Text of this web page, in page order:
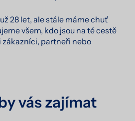
28 let, ale stále máme chuť
všem, kdo jsou na té cestě
zákazníci, partneři nebo
vás zajímat